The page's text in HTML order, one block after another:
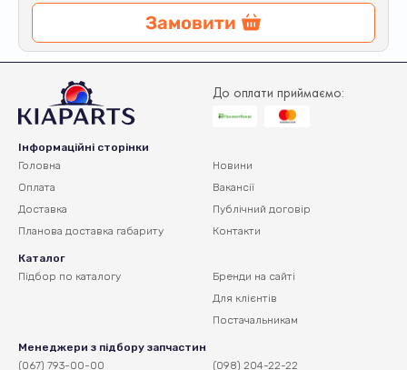
Замовити
До оплати приймаємо:
Інформаційні сторінки
Головна
Оплата
Доставка
Планова доставка габариту
Новини
Вакансії
Публічний договір
Контакти
Каталог
Підбор по каталогу
Бренди на сайті
Для клієнтів
Постачальникам
Менеджери з підбору запчастин
(067) 793-00-00
(098) 204-22-22